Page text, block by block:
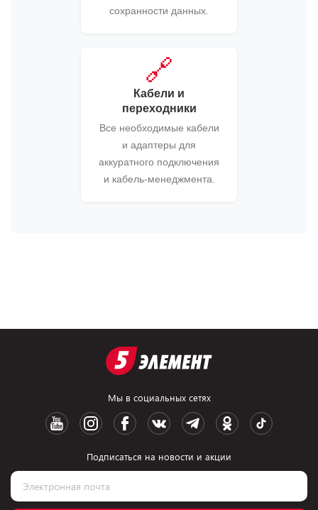
сохранности данных.
🔗
Кабели и
переходники
Все необходимые кабели
и адаптеры для
аккуратного подключения
и кабель-менеджмента.
Мы в социальных сетях
Подписаться на новости и акции